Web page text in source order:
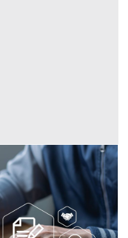
per
in Italia
Italia per la
fallimenti e